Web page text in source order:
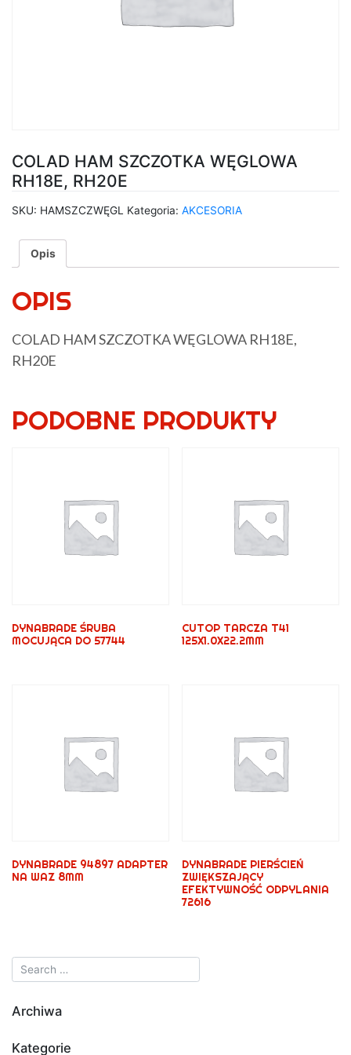
COLAD HAM SZCZOTKA WĘGLOWA
RH18E, RH20E
SKU: HAMSZCZWĘGL Kategoria: AKCESORIA
Opis
OPIS
COLAD HAM SZCZOTKA WĘGLOWA RH18E,
RH20E
PODOBNE PRODUKTY
DYNABRADE ŚRUBA
MOCUJĄCA DO 57744
CUTOP TARCZA T41
125X1.0X22.2MM
DYNABRADE 94897 ADAPTER
NA WAZ 8MM
DYNABRADE PIERŚCIEŃ
ZWIĘKSZAJĄCY
EFEKTYWNOŚĆ ODPYLANIA
72616
Archiwa
Kategorie